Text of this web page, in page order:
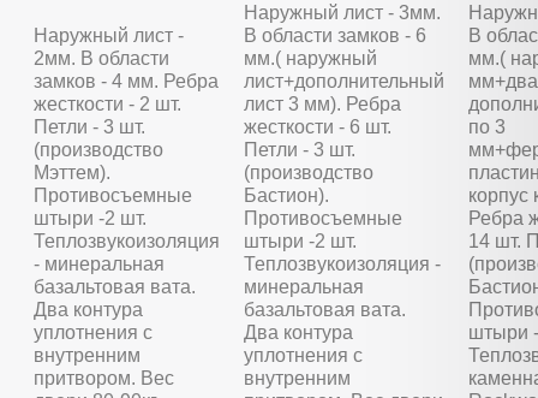
Наружный лист -
2мм. В области
замков - 4 мм. Ребра
жесткости - 2 шт.
Петли - 3 шт.
(производство
Мэттем).
Противосъемные
штыри -2 шт.
Теплозвукоизоляция
- минеральная
базальтовая вата.
Два контура
уплотнения с
внутренним
притвором. Вес
Наружный лист - 3мм.
В области замков - 6
мм.( наружный
лист+дополнительный
лист 3 мм). Ребра
жесткости - 6 шт.
Петли - 3 шт.
(производство
Бастион).
Противосъемные
штыри -2 шт.
Теплозвукоизоляция -
минеральная
базальтовая вата.
Два контура
уплотнения с
внутренним
В
мм.(
мм+два
по 3
корпус
Ребра
14 шт.
штыри